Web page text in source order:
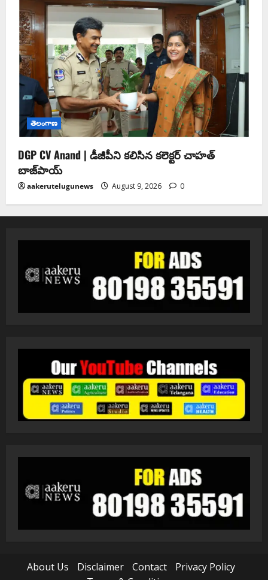
తెలంగాణ
DGP CV Anand | డీజీపీని కలిసిన కలెక్టర్ చాహత్
బాజ్‌పాయ్
aakerutelugunews August 9, 2026 0
About Us Disclaimer Contact
Privacy Policy